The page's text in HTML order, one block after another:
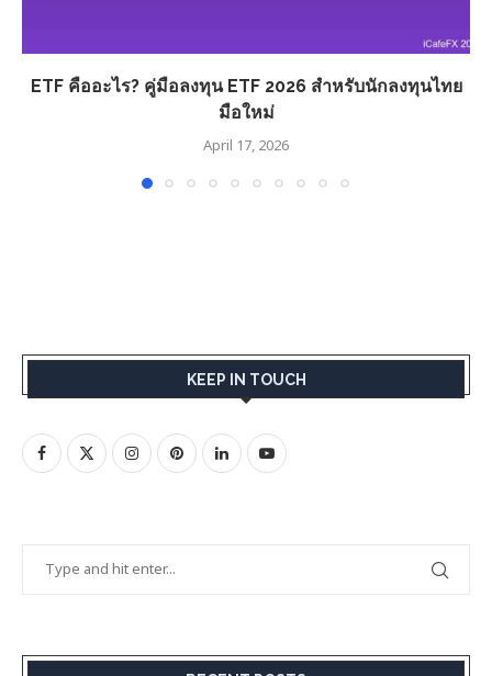
ETF คืออะไร? คู่มือลงทุน ETF 2026 สำหรับนักลงทุนไทย
มือใหม่
April 17, 2026
KEEP IN TOUCH